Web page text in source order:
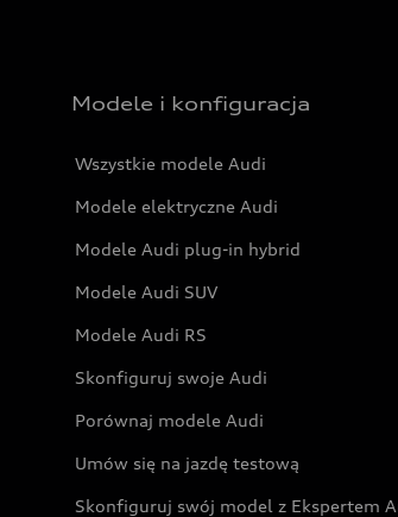
Modele i konfiguracja
Wszystkie modele Audi
Modele elektryczne Audi
Modele Audi plug-in hybrid
Modele Audi SUV
Modele Audi RS
Skonfiguruj swoje Audi
Porównaj modele Audi
Umów się na jazdę testową
Skonfiguruj swój model z Ekspertem